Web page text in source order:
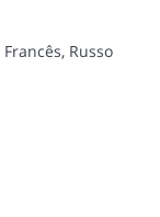
Russo